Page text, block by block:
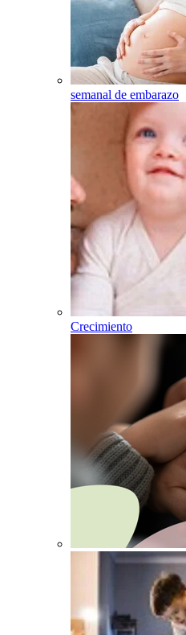
semanal de embarazo
Crecimiento